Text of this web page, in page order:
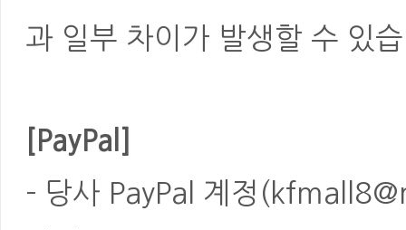
과 일부 차이가 발생할 수 있
[PayPal]
- 당사 PayPal 계정